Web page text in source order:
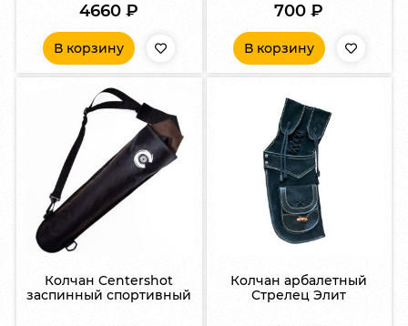
4660₽
В корзину
700₽
В корзину
Колчан Centershot
заспинный спортивный
Колчан арбалетный
Стрелец Элит